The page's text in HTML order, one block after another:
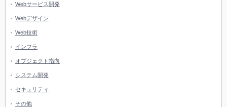
Webサービス開発
Webデザイン
Web技術
インフラ
オブジェクト指向
システム開発
セキュリティ
その他